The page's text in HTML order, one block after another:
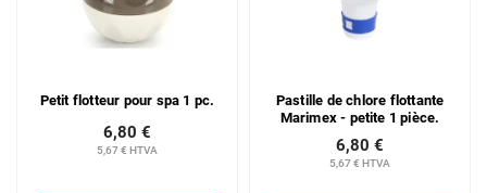
Petit flotteur pour spa 1 pc.
5,67 € HTVA
6,80 €
Pastille de chlore flottante
Marimex - petite 1 pièce.
5,67 € HTVA
6,80 €